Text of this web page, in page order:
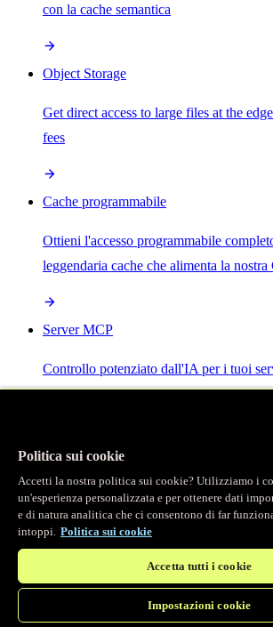
con la cache semantica
Object Storage
Get direct access to large files at the
fees
Cache programmabile
Ottieni l'accesso programmabile
leggendaria cache che alimenta la
Server MCP
Controllo potenziato dall'IA per i tuoi
Main menu
/ Prodotti
Osservabilità
Logging in tempo reale
Politica sui cookie
Accetti la nostra politica sui cookie? Utilizziamo i
un'esperienza personalizzata e per ottenere dati
e di natura analitica che ci consentono di far
intoppi. Politica sui cookie
Accetta tutti i cookie
Impostazioni cookie